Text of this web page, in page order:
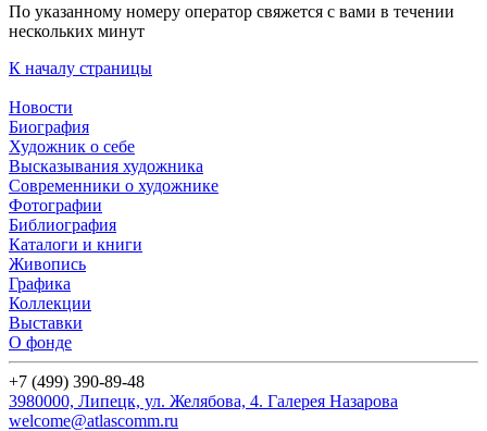
По указанному номеру оператор свяжется с вами в течении
нескольких минут
К началу страницы
Новости
Биография
Художник о себе
Выcказывания художника
Современники о художнике
Фотографии
Библиография
Каталоги и книги
Живопись
Графика
Коллекции
Выставки
О фонде
+7 (499) 390-89-48
3980000, Липецк, ул. Желябова, 4. Галерея Назарова
welcome@atlascomm.ru